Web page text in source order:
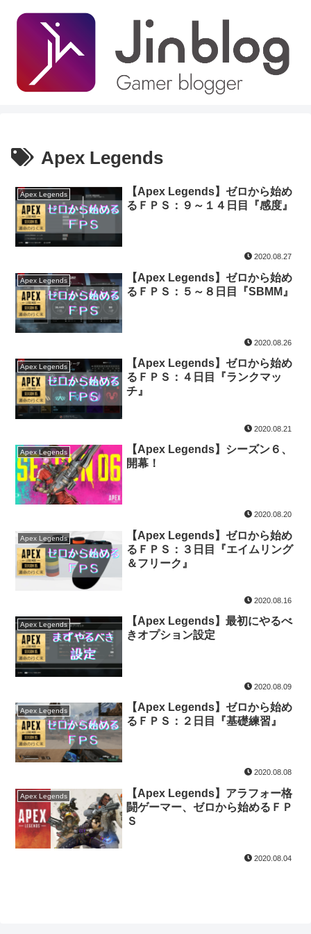
Apex Legends
Apex Legends
【Apex Legends】ゼロから始め
るＦＰＳ：９～１４日目『感度』
2020.08.27
Apex Legends
【Apex Legends】ゼロから始め
るＦＰＳ：５～８日目『SBMM』
2020.08.26
Apex Legends
【Apex Legends】ゼロから始め
るＦＰＳ：４日目『ランクマッ
チ』
2020.08.21
Apex Legends
【Apex Legends】シーズン６、
開幕！
2020.08.20
Apex Legends
【Apex Legends】ゼロから始め
るＦＰＳ：３日目『エイムリング
＆フリーク』
2020.08.16
Apex Legends
【Apex Legends】最初にやるべ
きオプション設定
2020.08.09
Apex Legends
【Apex Legends】ゼロから始め
るＦＰＳ：２日目『基礎練習』
2020.08.08
Apex Legends
【Apex Legends】アラフォー格
闘ゲーマー、ゼロから始めるＦＰ
Ｓ
2020.08.04